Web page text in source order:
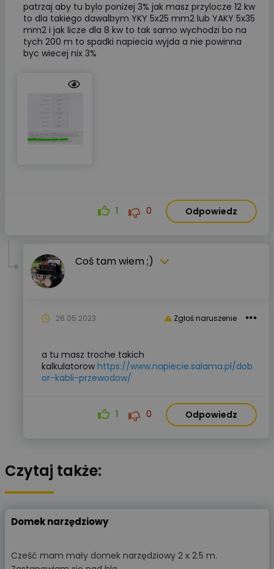
patrzaj aby tu bylo ponizej 3% jak masz przylocze 12 kw
to dla takiego dawalbym YKY 5x25 mm2 lub YAKY 5x35
mm2 i jak licze dla 8 kw to tak samo wychodzi bo na
tych 200 m to spadki napiecia wyjda a nie powinna
byc wiecej nix 3%
1 0 Odpowiedz
Coś tam wiem ;)
Zgłoś naruszenie
26.05.2023
a tu masz troche takich
kalkulatorow https://www.napiecie.salama.pl/dob
or-kabli-przewodow/
1 0 Odpowiedz
Czytaj także:
Domek narzędziowy
Cześć mam mały domek narzędziowy 2 x 2.5 m.